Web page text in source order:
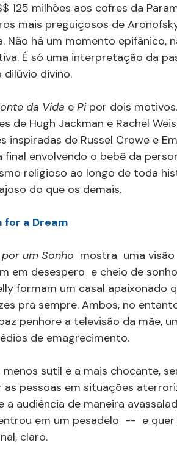
milhões aos cofres da
mais preguiçosos de
há um momento epifânico,
É só uma interpretação da
dilúvio divino.
da Vida e Pi por dois
de Hugh Jackman e Rachel
inspiradas de Russel Crowe e
envolvendo o bebê da
religioso ao longo de toda
do que os demais.
for a Dream
um Sonho mostra  uma visão
em desespero  e cheio de
formam um casal apaixonado
pra sempre. Ambos, no
penhore a televisão da mãe,
de emagrecimento.
sutil e a mais chocante,
pessoas em situações
audiência de maneira
em um pesadelo  --  e
claro.